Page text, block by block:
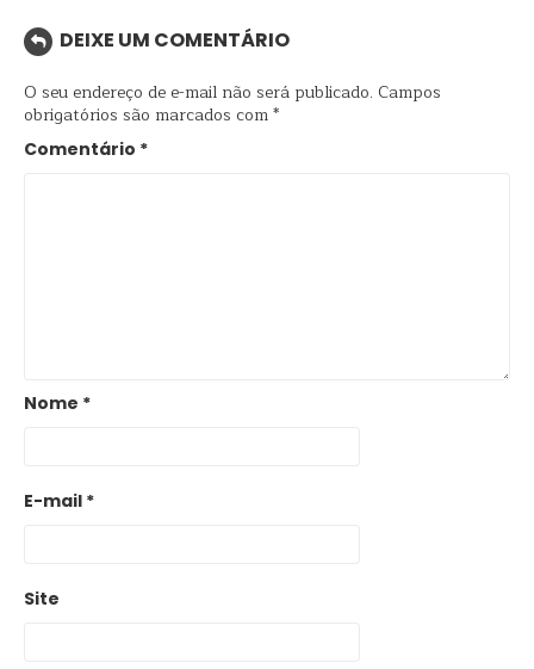
DEIXE UM COMENTÁRIO
O seu endereço de e-mail não será publicado. Campos
obrigatórios são marcados com*
Comentário *
Nome *
E-mail *
Site